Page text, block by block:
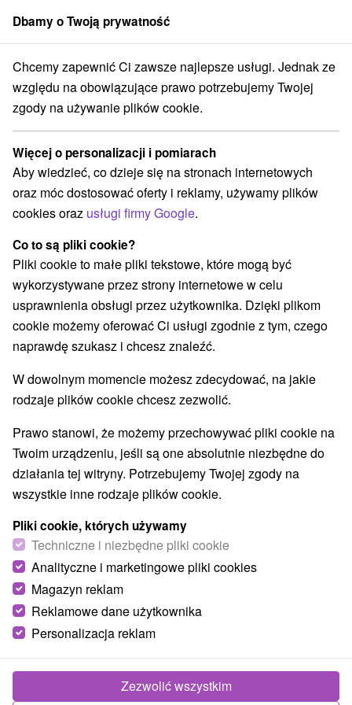
członek grupySorger
na Słowacji Bony wakacyjne na Słowacji Slovenské rudohorie
Bony wakacyjne na Słowacji
Slovenské rudohorie
Kategorie
Wszystkie kategorie
Pobyty z rabatem
Wellness pobyty(5) Wyjazdy weekendowe
Romantyczne wypady(1) Pobyty dla seniorów(2)
Wakacje rodzinne(3)
Wybierz lokalizację lub datę
Najlepiej sprzedające
1.
Niesamowite wakacje w pięknym otoczeniu
Podpoľan z doskonałą oceną
Pensjonat Masarykov dvor
Od 1 Noce
Śniadanie
Brama do wspaniałego świata Podpoľanii z
mnóstwem ciekawych wydarzeń, które niosą ze
Dbamy o Twoją prywatność
Chcemy zapewnić Ci zawsze najlepsze usługi. Jednak ze
względu na obowiązujące prawo potrzebujemy Twojej
zgody na używanie plików cookie.
Więcej o personalizacji i pomiarach
Aby wiedzieć, co dzieje się na stronach internetowych
oraz móc dostosować oferty i reklamy, używamy plików
cookies oraz usługi firmy Google.
Co to są pliki cookie?
Pliki cookie to małe pliki tekstowe, które mogą być
wykorzystywane przez strony internetowe w celu
usprawnienia obsługi przez użytkownika. Dzięki plikom
cookie możemy oferować Ci usługi zgodnie z tym, czego
naprawdę szukasz i chcesz znaleźć.
W dowolnym momencie możesz zdecydować, na jakie
rodzaje plików cookie chcesz zezwolić.
Prawo stanowi, że możemy przechowywać pliki cookie na
Twoim urządzeniu, jeśli są one absolutnie niezbędne do
działania tej witryny. Potrzebujemy Twojej zgody na
wszystkie inne rodzaje plików cookie.
Pliki cookie, których używamy
Techniczne i niezbędne pliki cookie
Analityczne i marketingowe pliki cookies
Magazyn reklam
Reklamowe dane użytkownika
Personalizacja reklam
Zezwolić wszystkim